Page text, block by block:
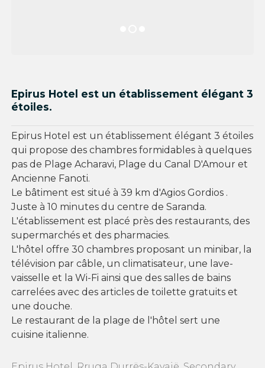
Epirus Hotel est un établissement élégant 3
étoiles.
Epirus Hotel est un établissement élégant 3 étoiles
qui propose des chambres formidables à quelques
pas de Plage Acharavi, Plage du Canal D'Amour et
Ancienne Fanoti.
Le bâtiment est situé à 39 km d'Agios Gordios .
Juste à 10 minutes du centre de Saranda.
L'établissement est placé près des restaurants, des
supermarchés et des pharmacies.
L'hôtel offre 30 chambres proposant un minibar, la
télévision par câble, un climatisateur, une lave-
vaisselle et la Wi-Fi ainsi que des salles de bains
carrelées avec des articles de toilette gratuits et
une douche.
Le restaurant de la plage de l'hôtel sert une
cuisine italienne.